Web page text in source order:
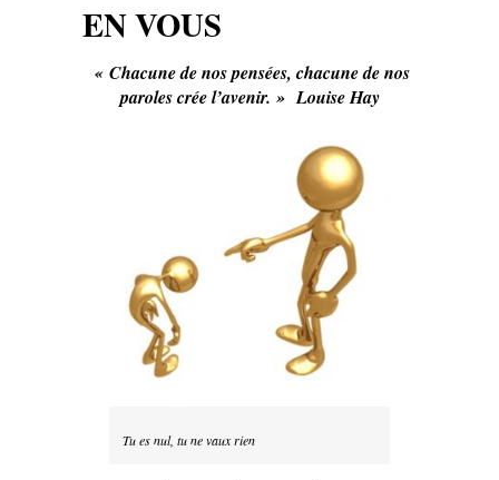
EN VOUS
« Chacune de nos pensées, chacune de nos
paroles crée l’avenir. » Louise Hay
Tu es nul, tu ne vaux rien